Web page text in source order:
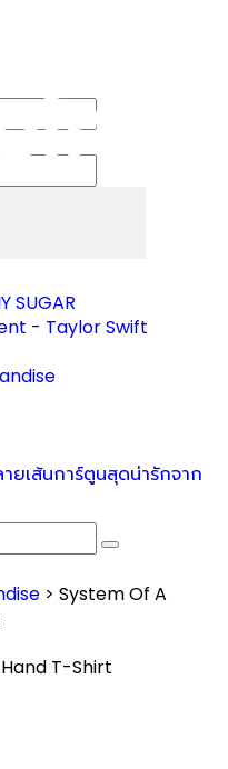
SUGAR
- Taylor Swift
ายเส้นการ์ตูนสุดน่ารักจาก
> System Of A
T-Shirt